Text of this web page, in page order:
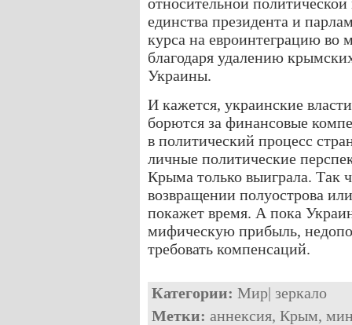
единства президента и
курса на евроинтеграцию во
благодаря удалению
Украины.
И кажется, украинские
борются за финансовые
в политический процесс
личные политические
Крыма только выиграла. Так
возвращении полуострова
покажет время. А пока
мифическую прибыль,
требовать компенсаций.
Категории: Мир| зеркало
Метки: аннексия, Крым,